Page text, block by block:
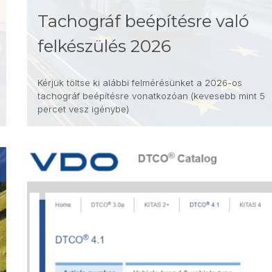
Tachográf beépítésre való
felkészülés 2026
Kérjük töltse ki alábbi felmérésünket a 2026-os
tachográf beépítésre vonatkozóan (kevesebb mint 5
percet vesz igénybe)